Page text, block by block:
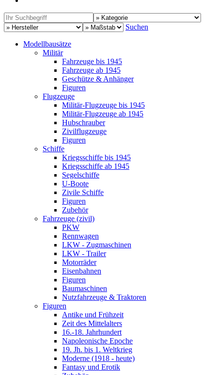
Suchen
Modellbausätze
Militär
Fahrzeuge bis 1945
Fahrzeuge ab 1945
Geschütze & Anhänger
Figuren
Flugzeuge
Militär-Flugzeuge bis 1945
Militär-Flugzeuge ab 1945
Hubschrauber
Zivilflugzeuge
Figuren
Schiffe
Kriegsschiffe bis 1945
Kriegsschiffe ab 1945
Segelschiffe
U-Boote
Zivile Schiffe
Figuren
Zubehör
Fahrzeuge (zivil)
PKW
Rennwagen
LKW - Zugmaschinen
LKW - Trailer
Motorräder
Eisenbahnen
Figuren
Baumaschinen
Nutzfahrzeuge & Traktoren
Figuren
Antike und Frühzeit
Zeit des Mittelalters
16.-18. Jahrhundert
Napoleonische Epoche
19. Jh. bis 1. Weltkrieg
Moderne (1918 - heute)
Fantasy und Erotik